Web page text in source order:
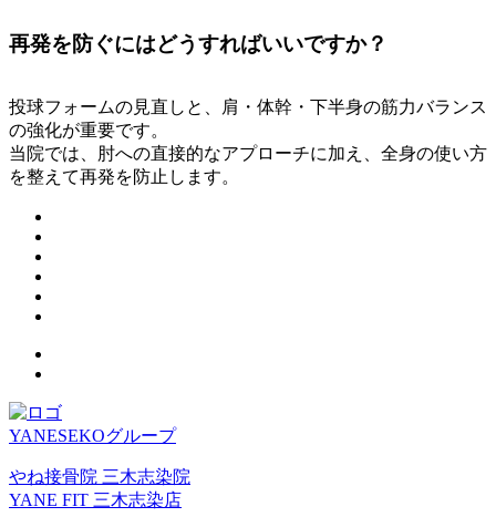
再発を防ぐにはどうすればいいですか？
投球フォームの見直しと、肩・体幹・下半身の筋力バランス
の強化が重要です。
当院では、肘への直接的なアプローチに加え、全身の使い方
を整えて再発を防止します。
YANESEKOグループ
やね接骨院 三木志染院
YANE FIT 三木志染店